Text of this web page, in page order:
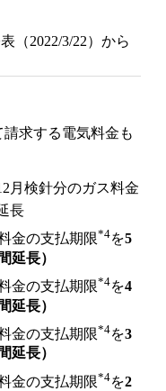
（2022/3/22）から
求する電気料金も
月検針分のガス料金
長
金の支払期限*4を5
延長）
金の支払期限*4を4
延長）
金の支払期限*4を3
延長）
金の支払期限*4を2